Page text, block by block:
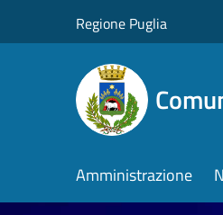
Regione Puglia
Amministrazione